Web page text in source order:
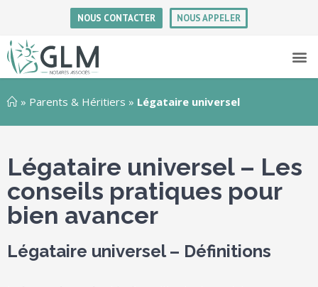
NOUS CONTACTER NOUS APPELER
» Parents & Héritiers » Légataire universel
Légataire universel – Les
conseils pratiques pour
bien avancer
Légataire universel – Définitions